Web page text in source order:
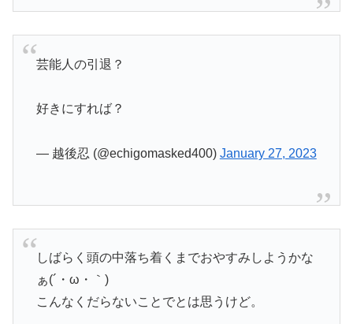
芸能人の引退？
好きにすれば？
— 越後忍 (@echigomasked400) January 27, 2023
しばらく頭の中落ち着くまでおやすみしようかな
ぁ(´・ω・｀)
こんなくだらないことでとは思うけど。